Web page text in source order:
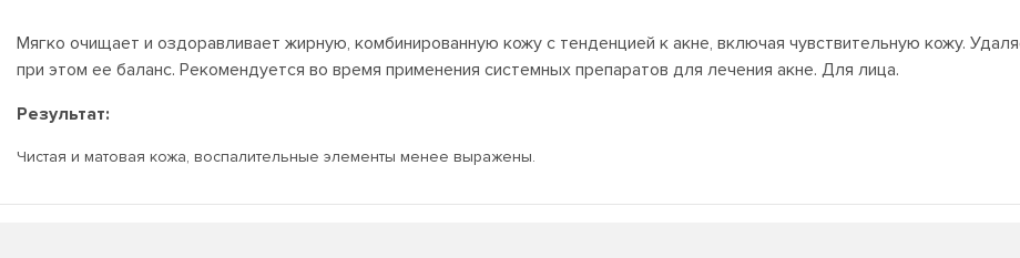
Мягко очищает и оздоравливает жирную, комбинированную кожу с тенденцией к акне, включая чувствительную кожу.
при этом ее баланс. Рекомендуется во время применения системных препаратов для лечения акне. Для лица.
Результат:
Чистая и матовая кожа, воспалительные элементы менее выражены.